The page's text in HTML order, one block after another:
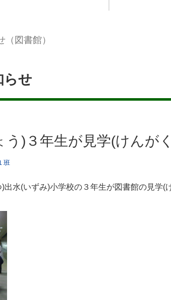
（図書館）
らせ
う)３年生が見学(けんが
班
出水(いずみ)小学校の３年生が図書館の見学(